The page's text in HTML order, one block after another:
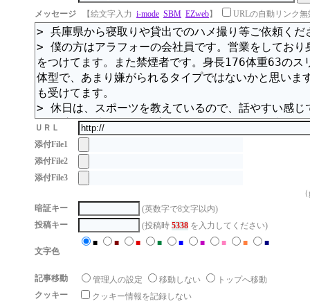
メッセージ
【絵文字入力 i-mode SBM EZweb】 URLの自動リンク無
ＵＲＬ
添付File1
添付File2
添付File3
暗証キー
(英数字で8文字以内)
投稿キー
(投稿時 5338 を入力してください)
文字色
■ ■ ■ ■ ■ ■ ■ ■ ■
記事移動 管理人の設定 移動しない
トップへ移動
クッキー
クッキー情報を記録しない